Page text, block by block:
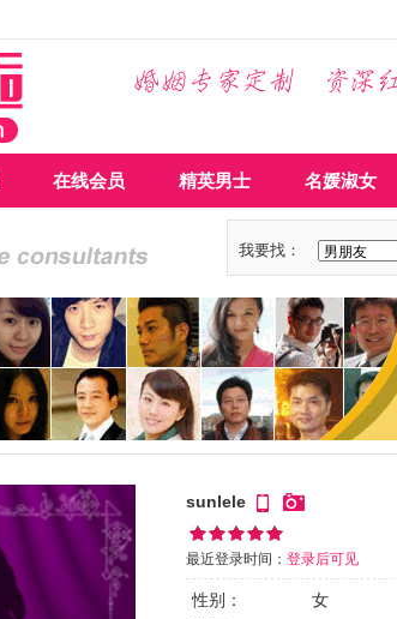
在线会员 精英男士 名媛淑女
我要找：
sunlele
最近登录时间： 登录后可见
性别： 女